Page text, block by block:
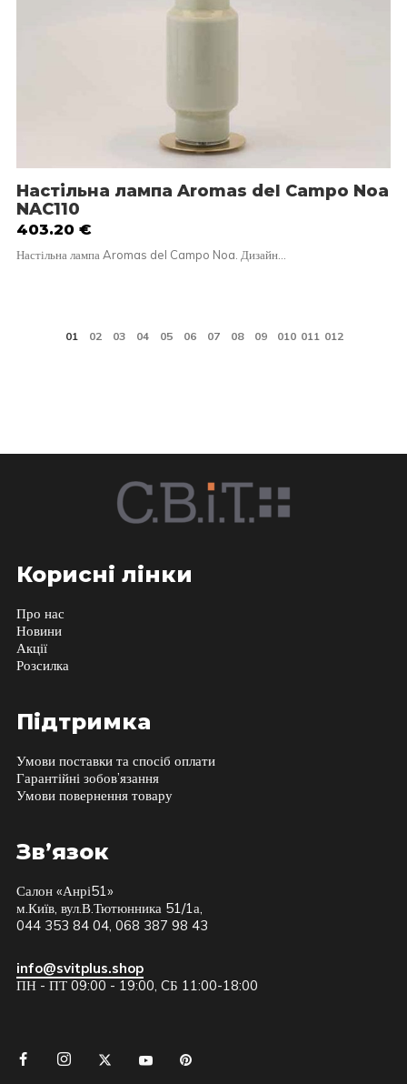
Настільна лампа Aromas del Campo Noa
NAC110
403.20 €
Настільна лампа Aromas del Campo Noa. Дизайн…
Корисні лінки
Про нас
Новини
Акції
Розсилка
Підтримка
Умови поставки та спосіб оплати
Гарантійні зобов’язання
Умови повернення товару
Зв’язок
Салон «Анрі51»
м.Київ, вул.В.Тютюнника 51/1а,
044 353 84 04, 068 387 98 43
info@svitplus.shop
ПН - ПТ 09:00 - 19:00, CБ 11:00-18:00